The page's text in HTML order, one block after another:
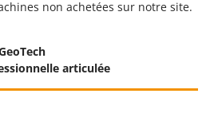
non achetées sur notre site.
articulée